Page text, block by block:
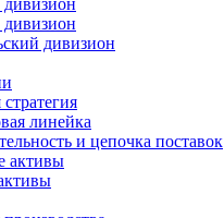
дивизион
линейка
и цепочка поставок
активы